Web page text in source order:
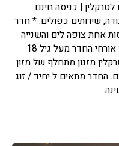
לטרקלין | כניסה חינם
שירותים כפולים. * חדר
ואמבטיה. * 2 מרפסות אחת צופה לים והשנייה
פונה לעיר. * ממוקם בקומות 18-19. * אורחי החדר מעל גיל 18
מזנון מתחלף של מזון
החדר מתאים ל יחיד / זוג.